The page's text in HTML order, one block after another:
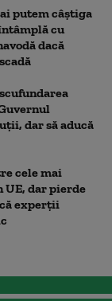
putem câștiga
cu
dacă
dar să aducă
cele mai
dar pierde
experții